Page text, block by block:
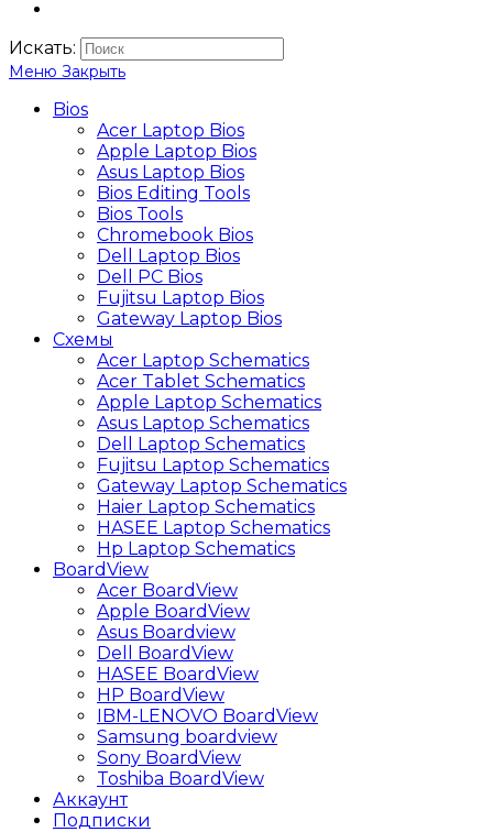
Искать:
Меню Закрыть
Bios
Acer Laptop Bios
Apple Laptop Bios
Asus Laptop Bios
Bios Editing Tools
Bios Tools
Chromebook Bios
Dell Laptop Bios
Dell PC Bios
Fujitsu Laptop Bios
Gateway Laptop Bios
Схемы
Acer Laptop Schematics
Acer Tablet Schematics
Apple Laptop Schematics
Asus Laptop Schematics
Dell Laptop Schematics
Fujitsu Laptop Schematics
Gateway Laptop Schematics
Haier Laptop Schematics
HASEE Laptop Schematics
Hp Laptop Schematics
BoardView
Acer BoardView
Apple BoardView
Asus Boardview
Dell BoardView
HASEE BoardView
HP BoardView
IBM-LENOVO BoardView
Samsung boardview
Sony BoardView
Toshiba BoardView
Аккаунт
Подписки